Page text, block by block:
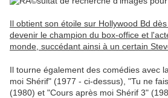
Il obtient son étoile sur Hollywood Bd
devenir le champion du box-office et
monde, succédant ainsi à un certain
Il tourne également des comédies avec
moi Shérif" (1977 - ci-dessus), "Tu ne
(1980) et "Cours après moi Shérif 3"